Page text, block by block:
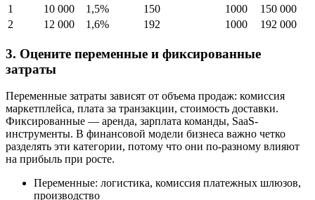
1
10 000 1,5% 150 1000
150 000
2
12 000 1,6% 192 1000 192 000
3. Оцените переменные и фиксированные
затраты
Переменные затраты зависят от объема продаж: комиссия
маркетплейса, плата за транзакции, стоимость доставки.
Фиксированные — аренда, зарплата команды, SaaS-
инструменты. В финансовой модели бизнеса важно четко
разделять эти категории, потому что они по-разному влияют
на прибыль при росте.
Переменные: логистика, комиссия платежных шлюзов,
производство